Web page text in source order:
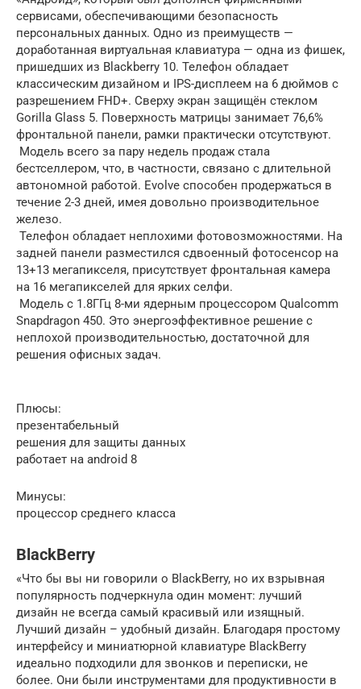
сервисами, обеспечивающими безопасность
персональных данных. Одно из преимуществ —
доработанная виртуальная клавиатура — одна из фишек,
пришедших из Blackberry 10. Телефон обладает
классическим дизайном и IPS-дисплеем на 6 дюймов с
разрешением FHD+. Сверху экран защищён стеклом
Gorilla Glass 5. Поверхность матрицы занимает 76,6%
фронтальной панели, рамки практически отсутствуют.
Модель всего за пару недель продаж стала
бестселлером, что, в частности, связано с длительной
автономной работой. Evolve способен продержаться в
течение 2-3 дней, имея довольно производительное
железо.
Телефон обладает неплохими фотовозможностями. На
задней панели разместился сдвоенный фотосенсор на
13+13 мегапикселя, присутствует фронтальная камера
на 16 мегапикселей для ярких селфи.
Модель с 1.8ГГц 8-ми ядерным процессором Qualcomm
Snapdragon 450. Это энергоэффективное решение с
неплохой производительностью, достаточной для
решения офисных задач.
Плюсы:
презентабельный
решения для защиты данных
работает на android 8
Минусы:
процессор среднего класса
BlackBerry
«Что бы вы ни говорили о BlackBerry, но их взрывная
популярность подчеркнула один момент: лучший
дизайн не всегда самый красивый или изящный.
Лучший дизайн – удобный дизайн. Благодаря простому
интерфейсу и миниатюрной клавиатуре BlackBerry
идеально подходили для звонков и переписки, не
более. Они были инструментами для продуктивности в